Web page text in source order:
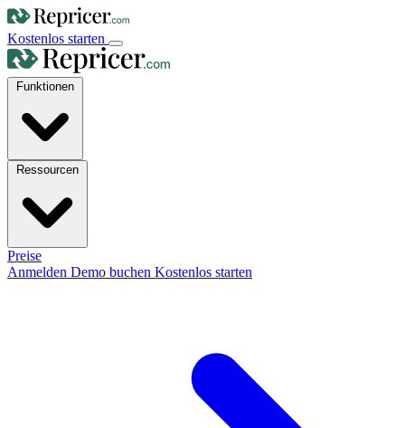
Kostenlos starten
Preise
Anmelden Demo buchen Kostenlos starten